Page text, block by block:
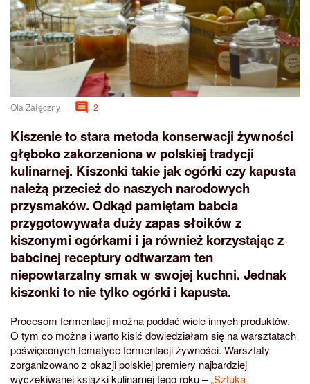
Ola Załęczny 2
Kiszenie to stara metoda konserwacji żywności
głęboko zakorzeniona w polskiej tradycji
kulinarnej. Kiszonki takie jak ogórki czy kapusta
należą przecież do naszych narodowych
przysmaków. Odkąd pamiętam babcia
przygotowywała duży zapas słoików z
kiszonymi ogórkami i ja również korzystając z
babcinej receptury odtwarzam ten
niepowtarzalny smak w swojej kuchni. Jednak
kiszonki to nie tylko ogórki i kapusta.
Procesom fermentacji można poddać wiele innych produktów.
O tym co można i warto kisić dowiedziałam się na warsztatach
poświęconych tematyce fermentacji żywności. Warsztaty
zorganizowano z okazji polskiej premiery najbardziej
wyczekiwanej książki kulinarnej tego roku –„Sztuka